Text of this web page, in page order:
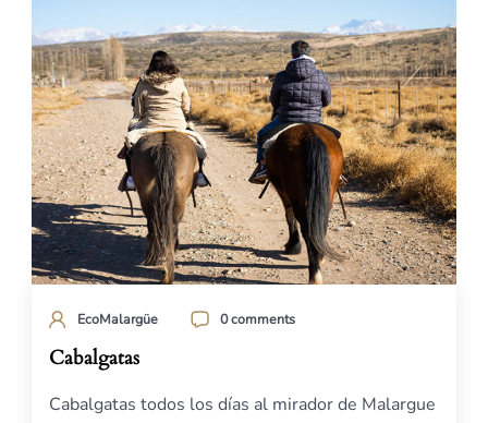
EcoMalargüe 0 comments
Cabalgatas
Cabalgatas todos los días al mirador de Malargue